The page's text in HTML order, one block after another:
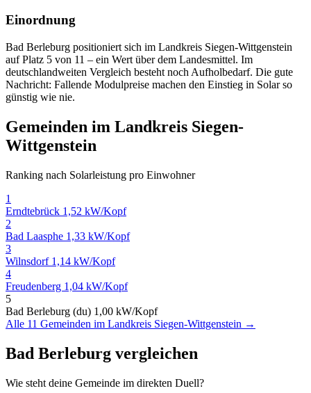
Einordnung
Bad Berleburg positioniert sich im Landkreis Siegen-Wittgenstein
auf Platz 5 von 11 – ein Wert über dem Landesmittel. Im
deutschlandweiten Vergleich besteht noch Aufholbedarf. Die gute
Nachricht: Fallende Modulpreise machen den Einstieg in Solar so
günstig wie nie.
Gemeinden im Landkreis Siegen-
Wittgenstein
Ranking nach Solarleistung pro Einwohner
1
Erndtebrück 1,52 kW/Kopf
2
Bad Laasphe 1,33 kW/Kopf
3
Wilnsdorf 1,14 kW/Kopf
4
Freudenberg 1,04 kW/Kopf
5
Bad Berleburg (du) 1,00 kW/Kopf
Alle 11 Gemeinden im Landkreis Siegen-Wittgenstein →
Bad Berleburg vergleichen
Wie steht deine Gemeinde im direkten Duell?